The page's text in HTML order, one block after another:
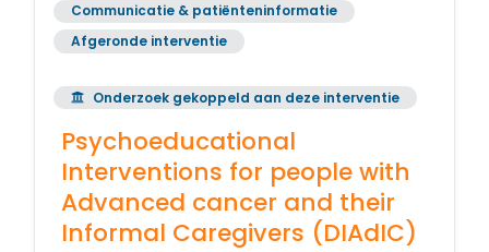
Communicatie & patiënteninformatie
Afgeronde interventie
Onderzoek gekoppeld aan deze interventie
Psychoeducational
Interventions for people with
Advanced cancer and their
Informal Caregivers (DIAdIC)